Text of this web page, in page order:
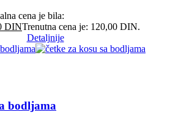
cena je bila:
DINTrenutna cena je: 120,00 DIN.
Detaljnije
bodljama